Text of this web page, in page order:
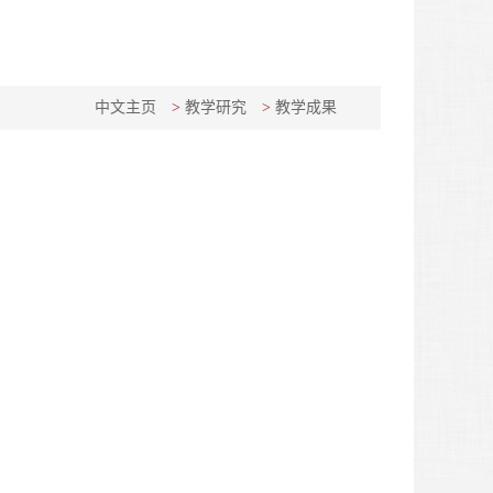
中文主页 > 教学研究 > 教学成果